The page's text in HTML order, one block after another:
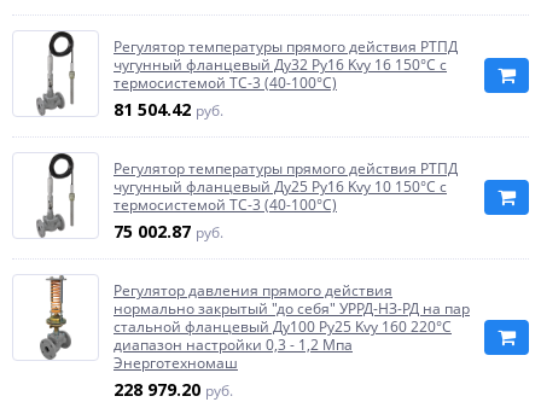
Регулятор температуры прямого действия РТПД
чугунный фланцевый Ду32 Ру16 Kvy 16 150°C с
термосистемой ТС-3 (40-100°С)
81 504.42 руб.
Регулятор температуры прямого действия РТПД
чугунный фланцевый Ду25 Ру16 Kvy 10 150°C с
термосистемой ТС-3 (40-100°С)
75 002.87 руб.
Регулятор давления прямого действия
нормально закрытый "до себя" УРРД-НЗ-РД на пар
стальной фланцевый Ду100 Ру25 Kvy 160 220°C
диапазон настройки 0,3 - 1,2 Мпа
Энерготехномаш
228 979.20 руб.